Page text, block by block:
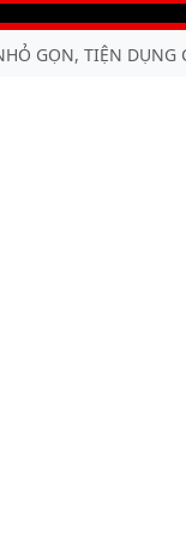
GỌN, TIỆN